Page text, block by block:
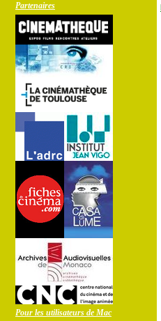
Partenaires
Pour les utilisateurs de Mac